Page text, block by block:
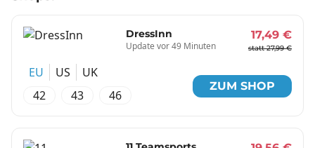
DressInn
Update vor 49 Minuten
17,49 €
statt 27,99 €
EU US
UK
42
43 46
ZUM SHOP